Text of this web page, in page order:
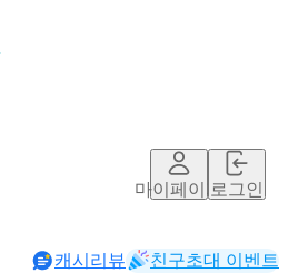
마이페이지로그인
캐시리뷰 친구초대 이벤트